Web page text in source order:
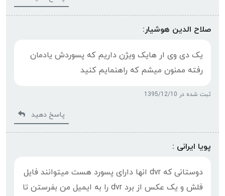
صلاح الدین هوشیار:
یک دی وی ار هایک ویژن داریم که پسوردش یادمان
رفته ممنون میشم که راهنمایم کنید
ثبت شده در 1395/12/10
پاسخ دهید
پویا ایرانی :
دوستانی که dvr انها دارای پسورد هست میتوانند فایل
فلش و یک عکس از برد dvr را به ایمیل من بفرستن تا